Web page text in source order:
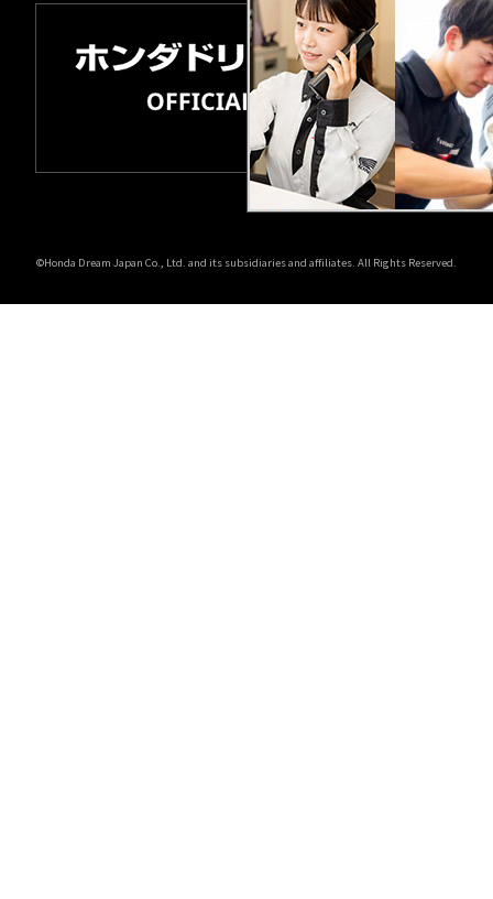
©Honda Dream Japan Co., Ltd. and its subsidiaries and affiliates. All Rights Reserved.